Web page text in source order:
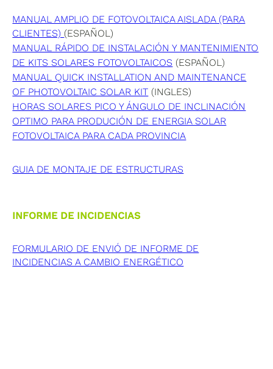
MANUAL AMPLIO DE FOTOVOLTAICA AISLADA (PARA
CLIENTES) (ESPAÑOL)
MANUAL RÁPIDO DE INSTALACIÓN Y MANTENIMIENTO
DE KITS SOLARES FOTOVOLTAICOS (ESPAÑOL)
MANUAL QUICK INSTALLATION AND MAINTENANCE
OF PHOTOVOLTAIC SOLAR KIT (INGLES)
HORAS SOLARES PICO Y ÁNGULO DE INCLINACIÓN
OPTIMO PARA PRODUCIÓN DE ENERGIA SOLAR
FOTOVOLTAICA PARA CADA PROVINCIA
GUIA DE MONTAJE DE ESTRUCTURAS
INFORME DE INCIDENCIAS
FORMULARIO DE ENVIÓ DE INFORME DE
INCIDENCIAS A CAMBIO ENERGÉTICO